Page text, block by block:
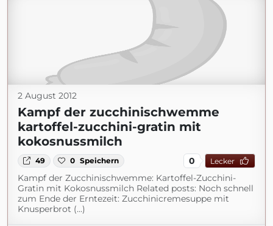
2 August 2012
Kampf der zucchinischwemme
kartoffel-zucchini-gratin mit
kokosnussmilch
49 0 Speichern 0 Lecker
Kampf der Zucchinischwemme: Kartoffel-Zucchini-
Gratin mit Kokosnussmilch Related posts: Noch schnell
zum Ende der Erntezeit: Zucchinicremesuppe mit
Knusperbrot (...)